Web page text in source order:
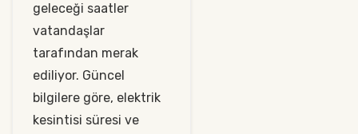
geleceği saatler
vatandaşlar
tarafından merak
ediliyor. Güncel
bilgilere göre, elektrik
kesintisi süresi ve